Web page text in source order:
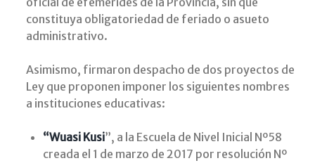
constituya obligatoriedad de feriado o asueto
administrativo.
Asimismo, firmaron despacho de dos proyectos de
Ley que proponen imponer los siguientes nombres
a instituciones educativas:
“Wuasi Kusi”, a la Escuela de Nivel Inicial Nº58
creada el 1 de marzo de 2017 por resolución Nº